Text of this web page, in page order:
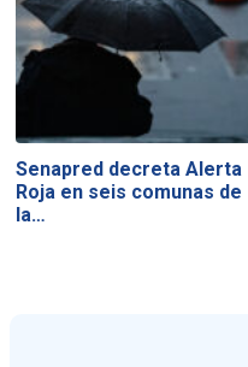
Senapred decreta Alerta
Roja en seis comunas de
la…